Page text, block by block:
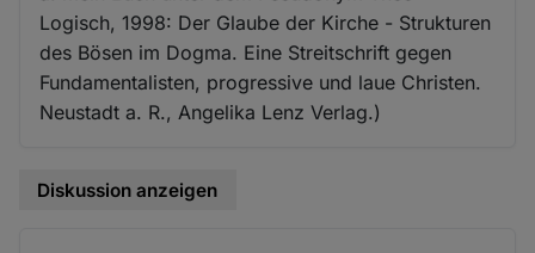
Logisch, 1998: Der Glaube der Kirche - Strukturen
des Bösen im Dogma. Eine Streitschrift gegen
Fundamentalisten, progressive und laue Christen.
Neustadt a. R., Angelika Lenz Verlag.)
Diskussion anzeigen